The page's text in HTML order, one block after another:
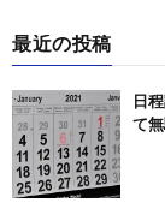
最近の投稿
日
て